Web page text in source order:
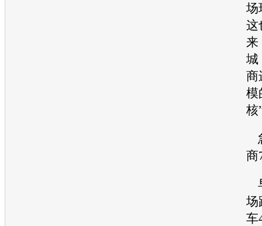
场
这
来
城
商
模
核
商
场
车